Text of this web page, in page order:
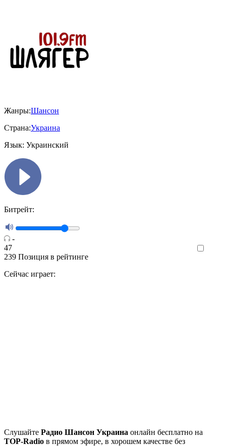
Жанры:Шансон
Страна:Украина
Язык: Украинский
Битрейт:
-
47
239 Позиция в рейтинге
Сейчас играет:
Cлушайте Радио Шансон Украина онлайн бесплатно на
TOP-Radio в прямом эфире, в хорошем качестве без